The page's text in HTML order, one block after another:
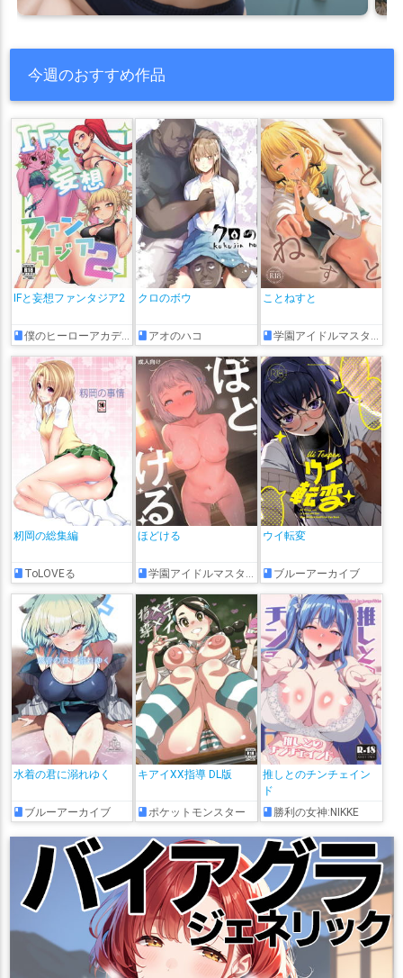
今週のおすすめ作品
IFと妄想ファンタジア2
僕のヒーローアカデミア
クロのボウ
アオのハコ
ことねすと
学園アイドルマスター
籾岡の総集編
ToLOVEる
ほどける
学園アイドルマスター
ウイ転変
ブルーアーカイブ
水着の君に溺れゆく
ブルーアーカイブ
キアイXX指導 DL版
ポケットモンスター
推しとのチンチェイン
ド
勝利の女神:NIKKE